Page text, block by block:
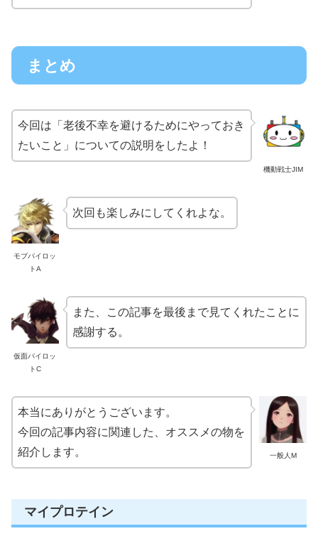
まとめ
機動戦士JIM
今回は「老後不幸を避けるためにやっておき
たいこと」についての説明をしたよ！
モブパイロッ
トA
次回も楽しみにしてくれよな。
仮面パイロッ
トC
また、この記事を最後まで見てくれたことに
感謝する。
一般人M
本当にありがとうございます。
今回の記事内容に関連した、オススメの物を
紹介します。
マイプロテイン